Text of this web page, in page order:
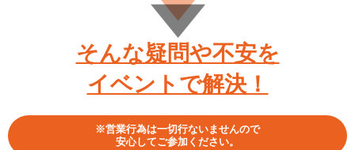
そんな疑問や不安を
イベントで解決！
※営業行為は一切行ないませんので
安心してご参加ください。